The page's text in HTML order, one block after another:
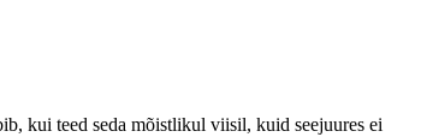
kui teed seda mõistlikul viisil, kuid seejuures ei